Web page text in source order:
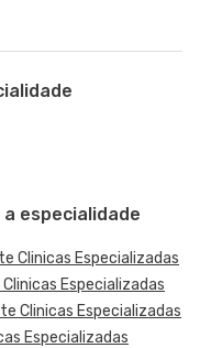
especialidade
Clinicas Especializadas
Especializadas
Clinicas Especializadas
Especializadas